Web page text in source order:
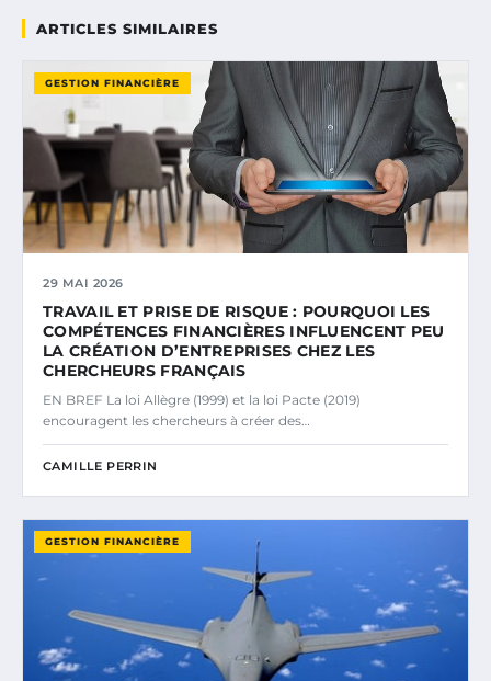
ARTICLES SIMILAIRES
GESTION FINANCIÈRE
29 MAI 2026
TRAVAIL ET PRISE DE RISQUE : POURQUOI LES
COMPÉTENCES FINANCIÈRES INFLUENCENT PEU
LA CRÉATION D’ENTREPRISES CHEZ LES
CHERCHEURS FRANÇAIS
EN BREF La loi Allègre (1999) et la loi Pacte (2019)
encouragent les chercheurs à créer des…
CAMILLE PERRIN
GESTION FINANCIÈRE